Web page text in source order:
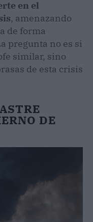
en el
, amenazando
de forma
pregunta no es si
similar, sino
de esta crisis
DE